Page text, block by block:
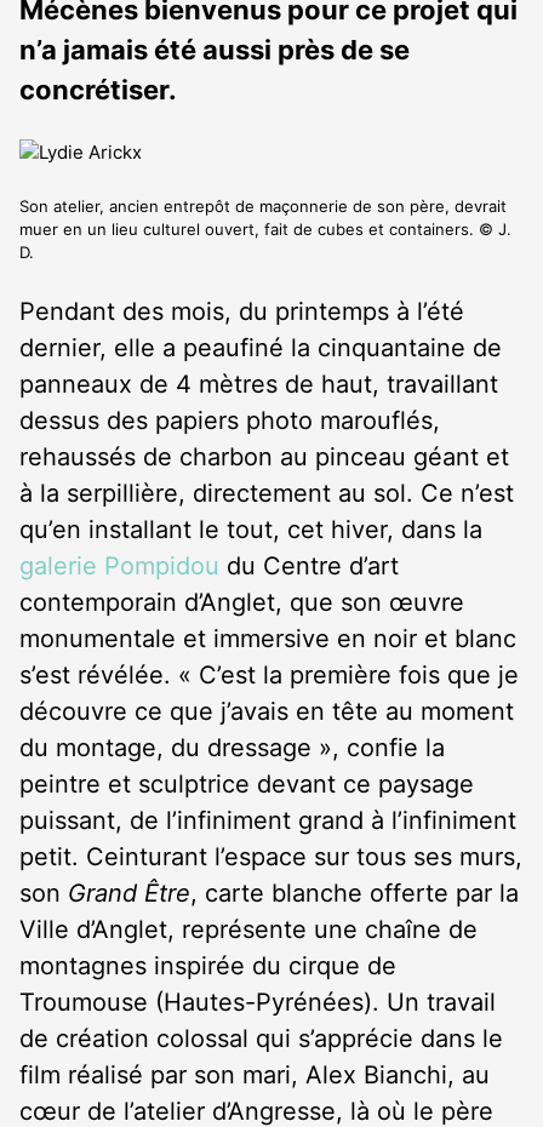
Mécènes bienvenus pour ce projet qui
n’a jamais été aussi près de se
concrétiser.
Son atelier, ancien entrepôt de maçonnerie de son père, devrait
muer en un lieu culturel ouvert, fait de cubes et containers. © J.
D.
Pendant des mois, du printemps à l’été
dernier, elle a peaufiné la cinquantaine de
panneaux de 4 mètres de haut, travaillant
dessus des papiers photo marouflés,
rehaussés de charbon au pinceau géant et
à la serpillière, directement au sol. Ce n’est
qu’en installant le tout, cet hiver, dans la
galerie Pompidou du Centre d’art
contemporain d’Anglet, que son œuvre
monumentale et immersive en noir et blanc
s’est révélée. « C’est la première fois que je
découvre ce que j’avais en tête au moment
du montage, du dressage », confie la
peintre et sculptrice devant ce paysage
puissant, de l’infiniment grand à l’infiniment
petit. Ceinturant l’espace sur tous ses murs,
son Grand Être, carte blanche offerte par la
Ville d’Anglet, représente une chaîne de
montagnes inspirée du cirque de
Troumouse (Hautes-Pyrénées). Un travail
de création colossal qui s’apprécie dans le
film réalisé par son mari, Alex Bianchi, au
cœur de l’atelier d’Angresse, là où le père